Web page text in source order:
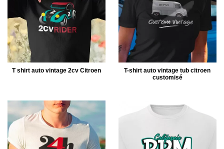
T shirt auto vintage 2cv Citroen
T-shirt auto vintage tub citroen
customisé